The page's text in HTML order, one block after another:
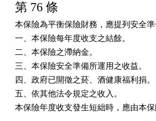
第 76 條
本保險為平衡保險財務，應提列安全準
一、本保險每年度收支之結餘。
二、本保險之滯納金。
三、本保險安全準備所運用之收益。
四、政府已開徵之菸、酒健康福利捐。
五、依其他法令規定之收入。
本保險年度收支發生短絀時，應由本